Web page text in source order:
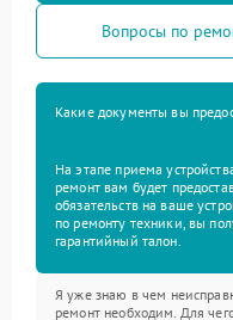
Вопросы по
Какие документы вы
На этапе приема
ремонт вам будет
обязательств на ваше
по ремонту техники, вы
гарантийный талон.
Я уже знаю в чем
ремонт необходим. Для